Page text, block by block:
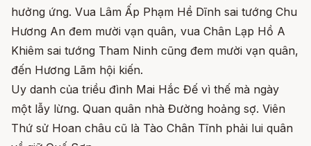
hưởng ứng. Vua Lâm Ấp Phạm Hề Dĩnh sai tướng Chu
Hương An đem mười vạn quân, vua Chân Lạp Hồ A
Khiêm sai tướng Tham Ninh cũng đem mười vạn quân,
đến Hương Lãm hội kiến.
Uy danh của triều đình Mai Hắc Đế vì thế mà ngày
một lẫy lừng. Quan quân nhà Đường hoảng sợ. Viên
Thứ sử Hoan châu cũ là Tào Chân Tĩnh phải lui quân